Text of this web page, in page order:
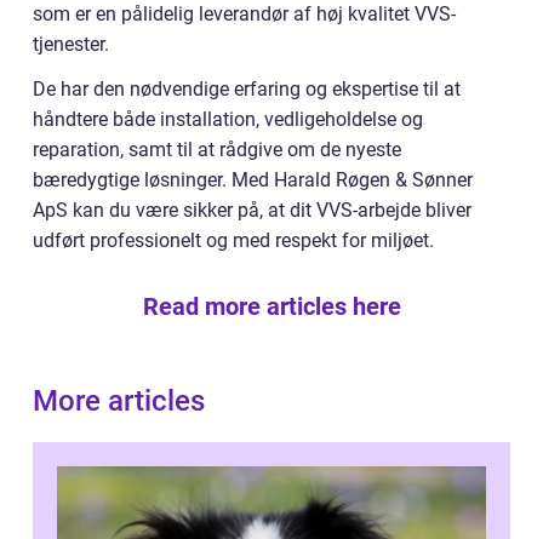
som er en pålidelig leverandør af høj kvalitet VVS-
tjenester.
De har den nødvendige erfaring og ekspertise til at
håndtere både installation, vedligeholdelse og
reparation, samt til at rådgive om de nyeste
bæredygtige løsninger. Med Harald Røgen & Sønner
ApS kan du være sikker på, at dit VVS-arbejde bliver
udført professionelt og med respekt for miljøet.
Read more articles here
More articles